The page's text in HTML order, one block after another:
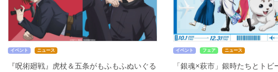
イベント ニュース
『呪術廻戦』虎杖＆五条がもふもふぬいぐる
イベント フェア ニュース
「銀魂×萩市」銀時たちとトビ